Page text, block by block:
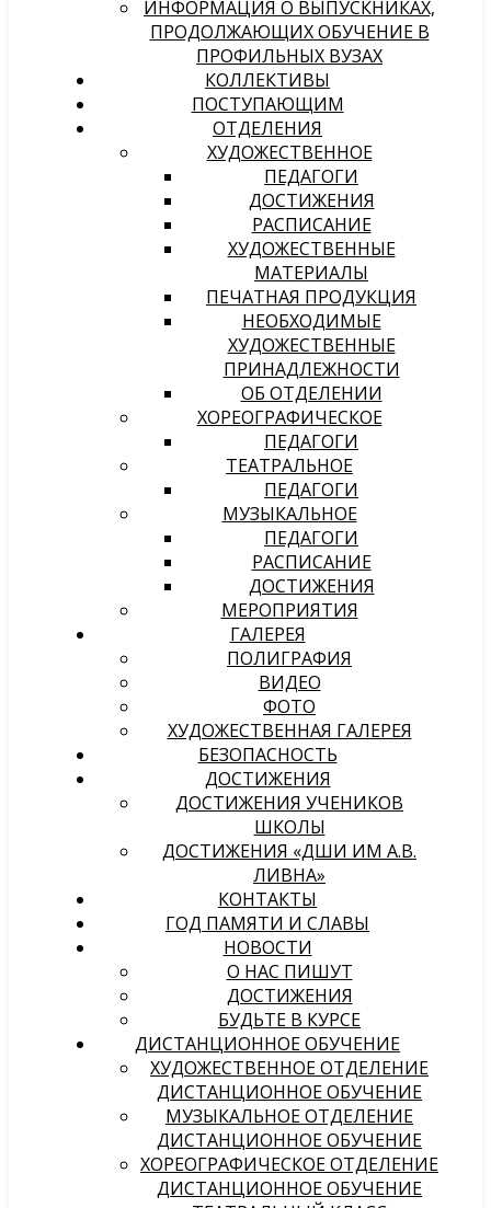
ИНФОРМАЦИЯ О ВЫПУСКНИКАХ,
ПРОДОЛЖАЮЩИХ ОБУЧЕНИЕ В
ПРОФИЛЬНЫХ ВУЗАХ
КОЛЛЕКТИВЫ
ПОСТУПАЮЩИМ
ОТДЕЛЕНИЯ
ХУДОЖЕСТВЕННОЕ
ПЕДАГОГИ
ДОСТИЖЕНИЯ
РАСПИСАНИЕ
ХУДОЖЕСТВЕННЫЕ
МАТЕРИАЛЫ
ПЕЧАТНАЯ ПРОДУКЦИЯ
НЕОБХОДИМЫЕ
ХУДОЖЕСТВЕННЫЕ
ПРИНАДЛЕЖНОСТИ
ОБ ОТДЕЛЕНИИ
ХОРЕОГРАФИЧЕСКОЕ
ПЕДАГОГИ
ТЕАТРАЛЬНОЕ
ПЕДАГОГИ
МУЗЫКАЛЬНОЕ
ПЕДАГОГИ
РАСПИСАНИЕ
ДОСТИЖЕНИЯ
МЕРОПРИЯТИЯ
ГАЛЕРЕЯ
ПОЛИГРАФИЯ
ВИДЕО
ФОТО
ХУДОЖЕСТВЕННАЯ ГАЛЕРЕЯ
БЕЗОПАСНОСТЬ
ДОСТИЖЕНИЯ
ДОСТИЖЕНИЯ УЧЕНИКОВ
ШКОЛЫ
ДОСТИЖЕНИЯ «ДШИ ИМ А.В.
ЛИВНА»
КОНТАКТЫ
ГОД ПАМЯТИ И СЛАВЫ
НОВОСТИ
О НАС ПИШУТ
ДОСТИЖЕНИЯ
БУДЬТЕ В КУРСЕ
ДИСТАНЦИОННОЕ ОБУЧЕНИЕ
ХУДОЖЕСТВЕННОЕ ОТДЕЛЕНИЕ
ДИСТАНЦИОННОЕ ОБУЧЕНИЕ
МУЗЫКАЛЬНОЕ ОТДЕЛЕНИЕ
ДИСТАНЦИОННОЕ ОБУЧЕНИЕ
ХОРЕОГРАФИЧЕСКОЕ ОТДЕЛЕНИЕ
ДИСТАНЦИОННОЕ ОБУЧЕНИЕ